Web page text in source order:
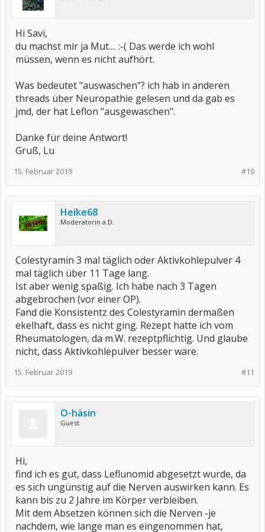
Hi Savi,
du machst mir ja Mut.... :-( Das werde ich wohl
müssen, wenn es nicht aufhört.
Was bedeutet "auswaschen"? ich hab in anderen
threads über Neuropathie gelesen und da gab es
jmd, der hat Leflon "ausgewaschen".
Danke für deine Antwort!
Gruß, Lu
#10
15. Februar 2019
Heike68
Moderatorin a.D.
Colestyramin 3 mal täglich oder Aktivkohlepulver 4
mal täglich über 11 Tage lang.
Ist aber wenig spaßig. Ich habe nach 3 Tagen
abgebrochen (vor einer OP).
Fand die Konsistentz des Colestyramin dermaßen
ekelhaft, dass es nicht ging. Rezept hatte ich vom
Rheumatologen, da m.W. rezeptpflichtig. Und glaube
nicht, dass Aktivkohlepulver besser wäre.
#11
15. Februar 2019
O-häsin
Guest
Hi,
find ich es gut, dass Leflunomid abgesetzt wurde, da
es sich ungünstig auf die Nerven auswirken kann. Es
kann bis zu 2 Jahre im Körper verbleiben.
Mit dem Absetzen können sich die Nerven -je
nachdem, wie lange man es eingenommen hat,